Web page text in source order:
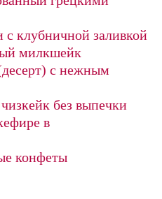
с клубничной заливкой
милкшейк
с нежным
без выпечки
в
конфеты